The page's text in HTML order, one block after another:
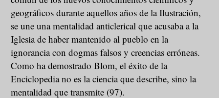
geográficos durante aquellos años de la Ilustración,
se une una mentalidad anticlerical que acusaba a la
Iglesia de haber mantenido al pueblo en la
ignorancia con dogmas falsos y creencias erróneas.
Como ha demostrado Blom, el éxito de la
Enciclopedia no es la ciencia que describe, sino la
mentalidad que transmite (97).